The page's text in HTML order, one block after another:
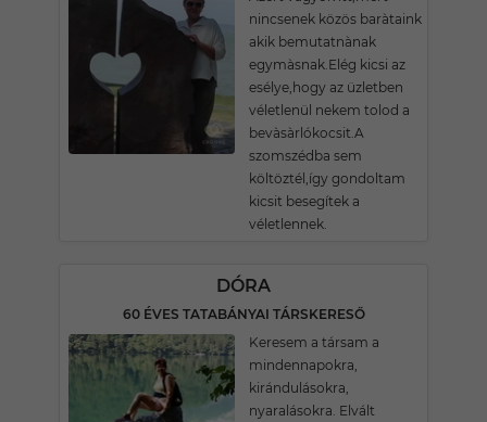
nincsenek közös baràtaink
akik bemutatnànak
egymàsnak.Elég kicsi az
esélye,hogy az üzletben
véletlenül nekem tolod a
bevàsàrlókocsit.A
szomszédba sem
költöztél,így gondoltam
kicsit besegítek a
véletlennek.
DÓRA
60 ÉVES TATABÁNYAI TÁRSKERESŐ
Keresem a társam a
mindennapokra,
kirándulásokra,
nyaralásokra. Elvált